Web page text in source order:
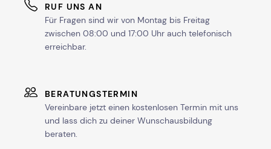
RUF UNS AN
Für Fragen sind wir von Montag bis Freitag
zwischen 08:00 und 17:00 Uhr auch telefonisch
erreichbar.
BERATUNGSTERMIN
Vereinbare jetzt einen kostenlosen Termin mit uns
und lass dich zu deiner Wunschausbildung
beraten.